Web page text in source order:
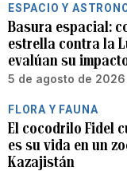
ESPACIO Y
Basura espacial:
estrella contra la
evalúan su
5 de agosto de
FLORA Y FAUNA
El cocodrilo Fidel
es su vida en un
Kazajistán